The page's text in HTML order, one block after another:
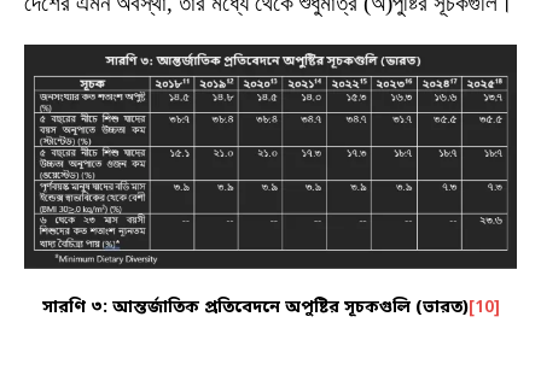
সারণি ৩: আন্তর্জাতিক প্রতিবেদনে অপুষ্টির সূচকগুলি (ভারত)[10]